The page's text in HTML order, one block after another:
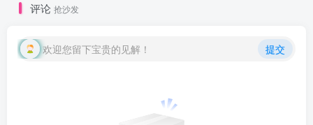
评论 抢沙发
欢迎您留下宝贵的见解！ 提交